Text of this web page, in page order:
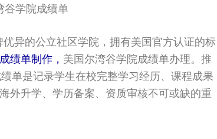
谷学院成绩单
异的公立社区学院，拥有美国官方认证的标
绩单制作， 美国尔湾谷学院成绩单办理。推
单是记录学生在校完整学习经历、课程成果
外升学、学历备案、资质审核不可或缺的重